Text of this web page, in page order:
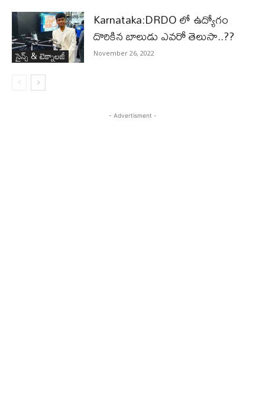
సైన్స్‌ & టెక్నాలజీ
Karnataka:DRDO లో ఉద్యోగం
దొరికిన బాలుడు ఎవరో తెలుసా..??
November 26, 2022
- Advertisment -